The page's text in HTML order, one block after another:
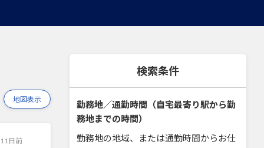
地図表示
11日前
検索条件
勤務地／通勤時間（自宅最寄り駅から勤
務地までの時間）
勤務地の地域、または通勤時間からお仕